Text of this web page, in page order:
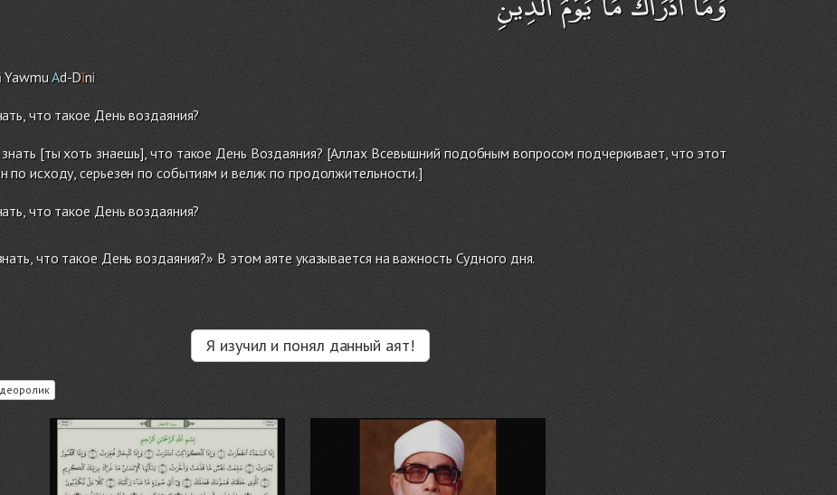
YawmuAd-Dīni
что такое День воздаяния?
[ты хоть знаешь], что такое День Воздаяния? [Аллах Всевышний подобным вопросом подчеркивает, что этот
по исходу, серьезен по событиям и велик по продолжительности.]
что такое День воздаяния?
что такое День воздаяния?» В этом аяте указывается на важность Судного дня.
Я изучил и понял данный аят!